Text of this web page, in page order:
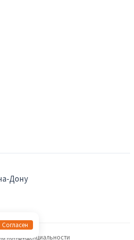
Дону
конфиденциальности
Согласен